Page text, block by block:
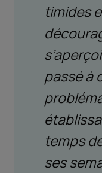
timides
passé à
temps
ses